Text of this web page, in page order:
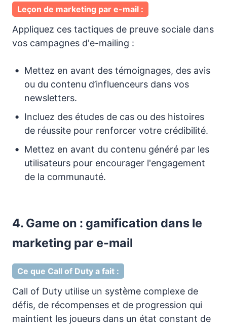
Leçon de marketing par e-mail :
Appliquez ces tactiques de preuve sociale dans
vos campagnes d'e-mailing :
Mettez en avant des témoignages, des avis
ou du contenu d’influenceurs dans vos
newsletters.
Incluez des études de cas ou des histoires
de réussite pour renforcer votre crédibilité.
Mettez en avant du contenu généré par les
utilisateurs pour encourager l'engagement
de la communauté.
4. Game on : gamification dans le
marketing par e-mail
Ce que Call of Duty a fait :
Call of Duty utilise un système complexe de
défis, de récompenses et de progression qui
maintient les joueurs dans un état constant de